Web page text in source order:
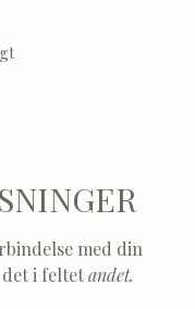
med din
i feltetandet.